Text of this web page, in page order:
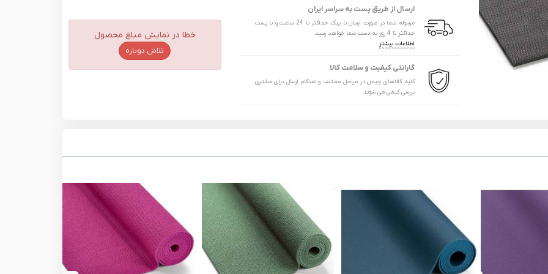
ارسال از طریق پست به سراسر ایران
مرسوله شما در صورت ارسال با پیک حداکثر تا 24 ساعت و با پست
حداکثر تا 4 روز به دست شما خواهد رسید.
اطلاعات بیشتر
گارانتی کیفیت و سلامت کالا
کلیه کالاهای چیمن در مراحل مختلف و هنگام ارسال برای مشتری
بررسی کیفی می شوند
خطا در نمایش مبلغ محصول
تلاش دوباره